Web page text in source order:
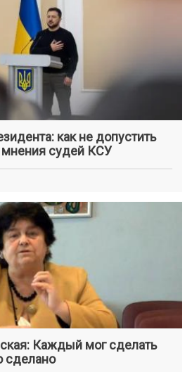
как не допустить
судей КСУ
Каждый мог сделать
сделано